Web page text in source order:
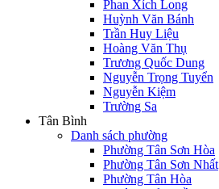
Phan Xích Long
Huỳnh Văn Bánh
Trần Huy Liệu
Hoàng Văn Thụ
Trương Quốc Dung
Nguyễn Trọng Tuyển
Nguyễn Kiệm
Trường Sa
Tân Bình
Danh sách phường
Phường Tân Sơn Hòa
Phường Tân Sơn Nhất
Phường Tân Hòa